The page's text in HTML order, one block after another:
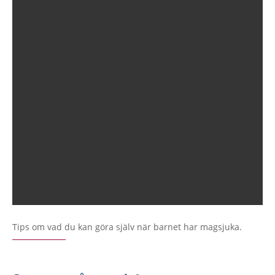
Tips om vad du kan göra själv när barnet har magsjuka.